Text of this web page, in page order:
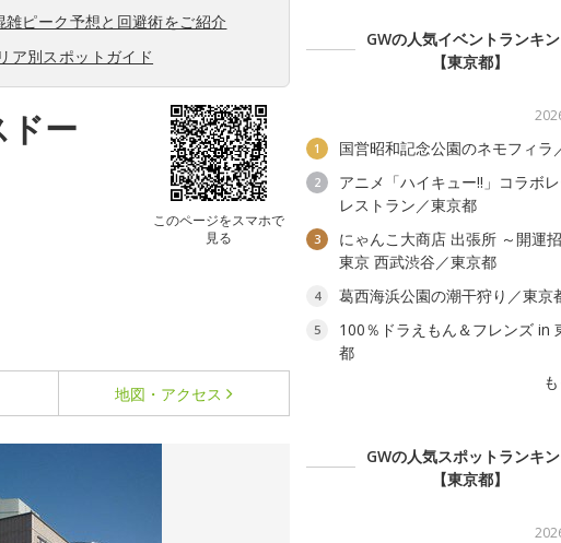
ピーク予想と回避術をご紹介
ア別スポットガイド
ドー
このページをスマホで
見る
地図・アクセス
GWの人気イベントランキ
【東京都】
1 国営昭和記念公園のネモフィラ
2
アニメ「ハイキュー!!」コラボ
レストラン／東京都
3
にゃんこ大商店 出張所 ～開運
東京 西武渋谷／東京都
4 葛西海浜公園の潮干狩り／東京
5
100％ドラえもん＆フレンズ in
都
GWの人気スポットランキ
【東京都】